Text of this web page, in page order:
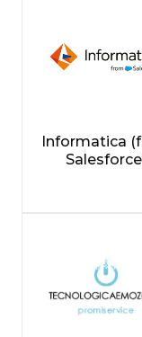
Informatica